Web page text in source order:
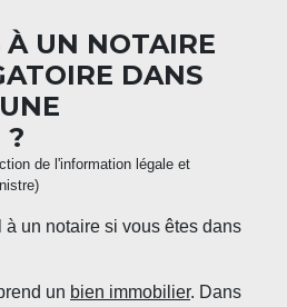
À UN NOTAIRE
DANS
?
de l'information légale et
un notaire si vous êtes dans
un bien immobilier. Dans